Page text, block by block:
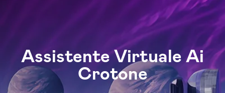
Assistente Virtuale Ai
Crotone